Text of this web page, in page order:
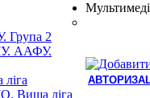
Група 2
ААФУ.
Вища ліга